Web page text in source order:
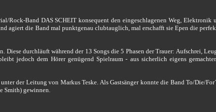
Band DAS SCHEIT konsequent den eingeschlagenen Weg, Elektronik
agiert die Band mal punktgenau clubtauglich, mal erschafft sie Epen die
Diese durchläuft während der 13 Songs die 5 Phasen der Trauer: Aufschrei,
jedoch dem Hörer genügend Spielraum - aus sicherlich eigens
der Leitung von Markus Teske. Als Gastsänger konnte die Band To/Die/
Smith) gewinnen.